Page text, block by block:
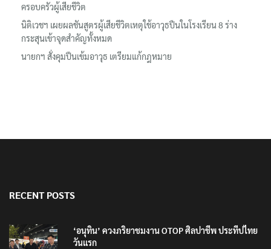
ครอบครัวผู้เสียชีวิต
นิติเวชฯ เผยผลชันสูตรผู้เสียชีวิตเหตุใช้อาวุธปืนในโรงเรียน 8 ร่าง
กระสุนเข้าจุดสำคัญทั้งหมด
นายกฯ สั่งคุมปืนเข้มอาวุธ เตรียมแก้กฎหมาย
RECENT POSTS
‘อนุทิน’ ควงภริยาชมงาน OTOP ศิลปาชีพ ประทีปไทย
วันแรก